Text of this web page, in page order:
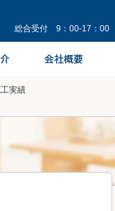
総合受付 9：00-17：00
実績